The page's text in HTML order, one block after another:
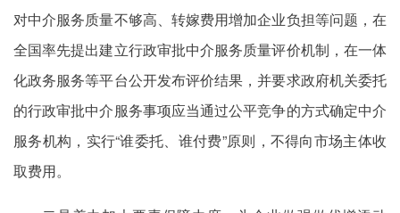
对中介服务质量不够高、转嫁费用增加企业负担等问题，在
全国率先提出建立行政审批中介服务质量评价机制，在一体
化政务服务等平台公开发布评价结果，并要求政府机关委托
的行政审批中介服务事项应当通过公平竞争的方式确定中介
服务机构，实行“谁委托、谁付费”原则，不得向市场主体收
取费用。